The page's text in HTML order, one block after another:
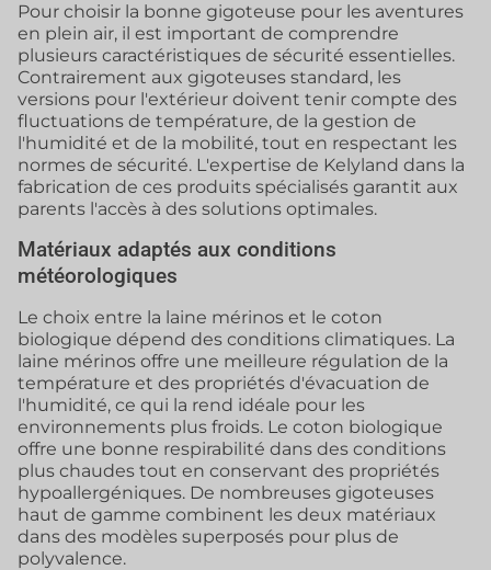
Pour choisir la bonne gigoteuse pour les aventures
en plein air, il est important de comprendre
plusieurs caractéristiques de sécurité essentielles.
Contrairement aux gigoteuses standard, les
versions pour l'extérieur doivent tenir compte des
fluctuations de température, de la gestion de
l'humidité et de la mobilité, tout en respectant les
normes de sécurité. L'expertise de Kelyland dans la
fabrication de ces produits spécialisés garantit aux
parents l'accès à des solutions optimales.
Matériaux adaptés aux conditions
météorologiques
Le choix entre la laine mérinos et le coton
biologique dépend des conditions climatiques. La
laine mérinos offre une meilleure régulation de la
température et des propriétés d'évacuation de
l'humidité, ce qui la rend idéale pour les
environnements plus froids. Le coton biologique
offre une bonne respirabilité dans des conditions
plus chaudes tout en conservant des propriétés
hypoallergéniques. De nombreuses gigoteuses
haut de gamme combinent les deux matériaux
dans des modèles superposés pour plus de
polyvalence.